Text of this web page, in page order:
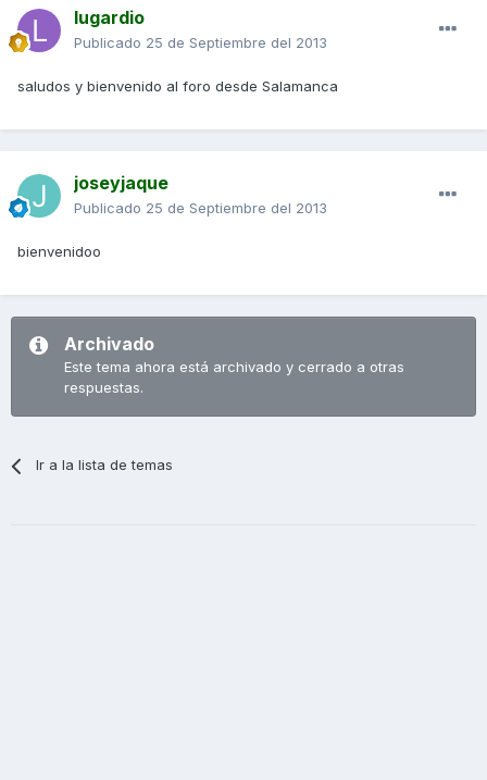
lugardio
Publicado 25 de Septiembre del 2013
saludos y bienvenido al foro desde Salamanca
joseyjaque
Publicado 25 de Septiembre del 2013
bienvenidoo
Archivado
Este tema ahora está archivado y cerrado a otras
respuestas.
Ir a la lista de temas